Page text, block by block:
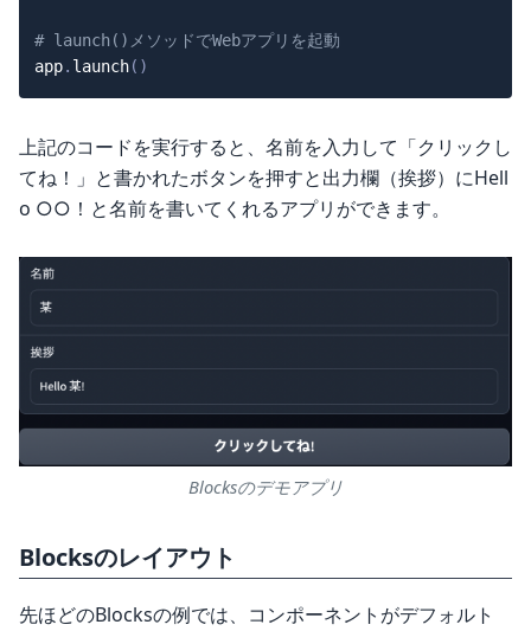
# launch()メソッドでWebアプリを起動
app. launch( )
上記のコードを実行すると、名前を入力して「クリックし
てね！」と書かれたボタンを押すと出力欄（挨拶）にHell
o ○○！と名前を書いてくれるアプリができます。
Blocksのデモアプリ
Blocksのレイアウト
先ほどのBlocksの例では、コンポーネントがデフォルト